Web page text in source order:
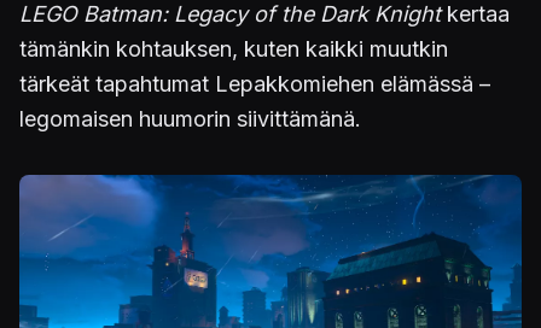
LEGO Batman: Legacy of the Dark Knightkertaa
tämänkin kohtauksen, kuten kaikki muutkin
tärkeät tapahtumat Lepakkomiehen elämässä –
legomaisen huumorin siivittämänä.
Kuva